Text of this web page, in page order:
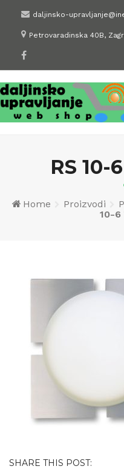
content
daljinsko-
Petrovaradinska 40B,
RS 10-
Home Proizvodi
10-6
SHARE THIS POST: